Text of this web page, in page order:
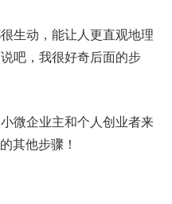
生动，能让人更直观地理
吧，我很好奇后面的步
微企业主和个人创业者来
其他步骤！